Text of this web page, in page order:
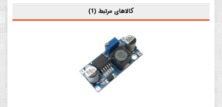
کالاهای مرتبط (1)